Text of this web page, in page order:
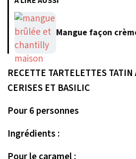
Mangue façon
RECETTE TARTELETTES
CERISES ET BASILIC
Pour 6 personnes
Ingrédients :